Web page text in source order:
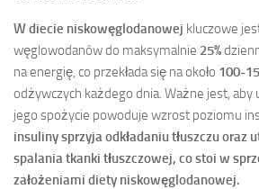
W diecie niskowęglodanowej kluczowe
węglowodanów do maksymalnie 25%
na energię, co przekłada się na około 100-
odżywczych każdego dnia. Ważne jest, aby
jego spożycie powoduje wzrost poziomu
insuliny sprzyja odkładaniu tłuszczu oraz
spalania tkanki tłuszczowej, co stoi w
założeniami diety niskowęglodanowej.